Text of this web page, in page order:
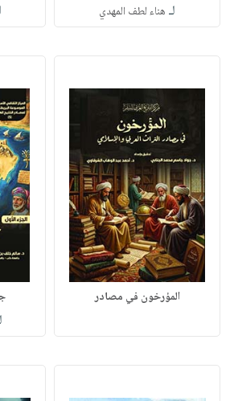
لـ هناء لطف المهدي
المؤرخون في مصادر